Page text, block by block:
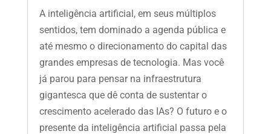
A inteligência artificial, em seus múltiplos
sentidos, tem dominado a agenda pública e
até mesmo o direcionamento do capital das
grandes empresas de tecnologia. Mas você
já parou para pensar na infraestrutura
gigantesca que dê conta de sustentar o
crescimento acelerado das IAs? O futuro e o
presente da inteligência artificial passa pela